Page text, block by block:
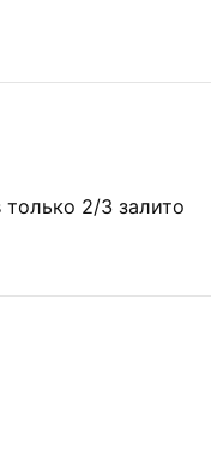
только 2/3 залито